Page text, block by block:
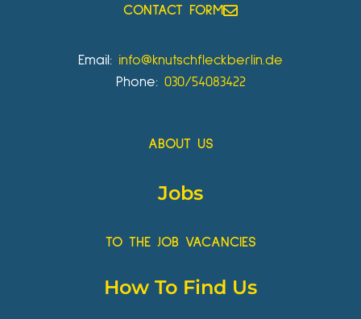
CONTACT FORM
Email: info@knutschfleckberlin.de
Phone: 030/54083422
ABOUT US
Jobs
TO THE JOB VACANCIES
How To Find Us